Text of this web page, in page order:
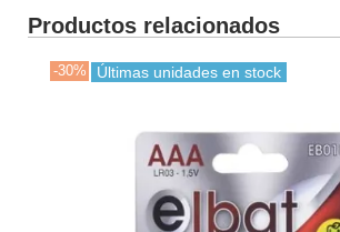
Productos relacionados
-30% Últimas unidades en stock